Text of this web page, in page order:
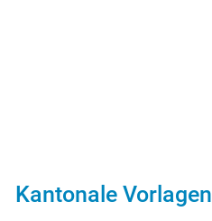
Kantonale Vorlagen